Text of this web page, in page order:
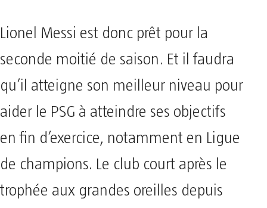
Lionel Messi est donc prêt pour la
seconde moitié de saison. Et il faudra
qu’il atteigne son meilleur niveau pour
aider le PSG à atteindre ses objectifs
en fin d’exercice, notamment en Ligue
de champions. Le club court après le
trophée aux grandes oreilles depuis